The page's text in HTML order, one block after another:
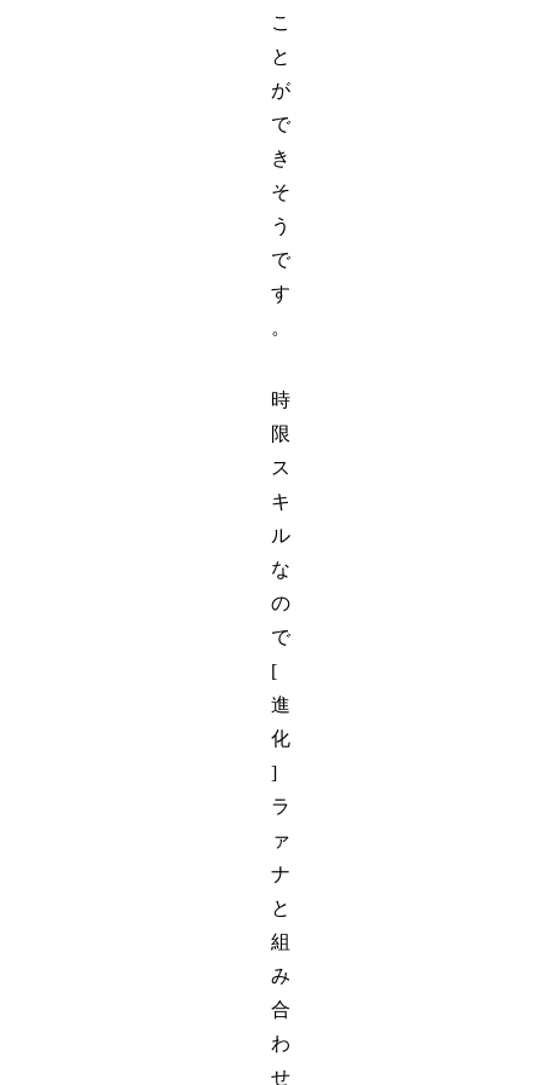
こ
と
が
で
き
そ
う
で
す
。
時
限
ス
キ
ル
な
の
で
[
進
化
]
ラ
ァ
ナ
と
組
み
合
わ
せ